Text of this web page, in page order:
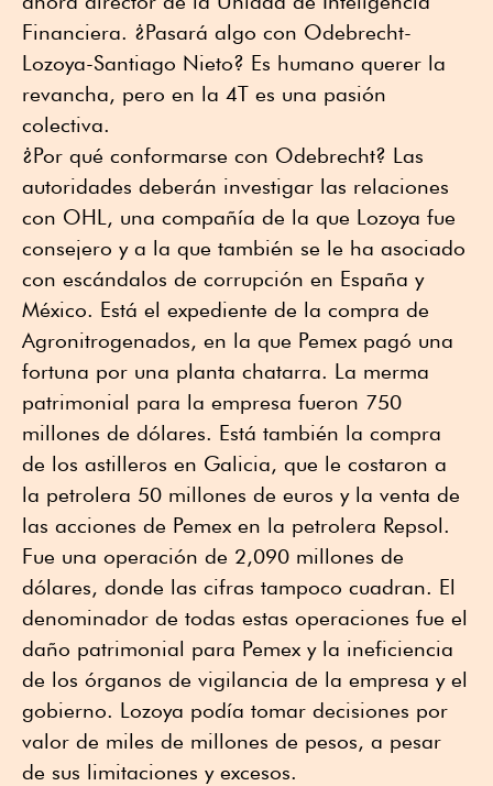
Financiera. ¿Pasará algo con Odebrecht-
Lozoya-Santiago Nieto? Es humano querer la
revancha, pero en la 4T es una pasión
colectiva.
¿Por qué conformarse con Odebrecht? Las
autoridades deberán investigar las relaciones
con OHL, una compañía de la que Lozoya fue
consejero y a la que también se le ha asociado
con escándalos de corrupción en España y
México. Está el expediente de la compra de
Agronitrogenados, en la que Pemex pagó una
fortuna por una planta chatarra. La merma
patrimonial para la empresa fueron 750
millones de dólares. Está también la compra
de los astilleros en Galicia, que le costaron a
la petrolera 50 millones de euros y la venta de
las acciones de Pemex en la petrolera Repsol.
Fue una operación de 2,090 millones de
dólares, donde las cifras tampoco cuadran. El
denominador de todas estas operaciones fue el
daño patrimonial para Pemex y la ineficiencia
de los órganos de vigilancia de la empresa y el
gobierno. Lozoya podía tomar decisiones por
valor de miles de millones de pesos, a pesar
de sus limitaciones y excesos.